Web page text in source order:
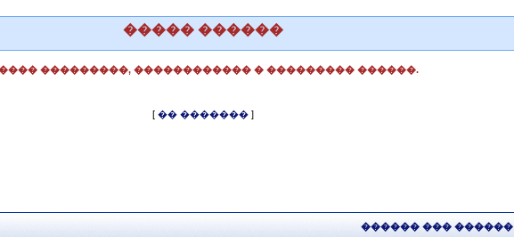
����� ������
���������, ������������ � ��������� ������.
[ �� �������]
������ ��� ������